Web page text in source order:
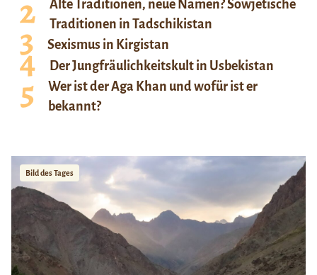
Alte Traditionen, neue Namen? Sowjetische
Traditionen in Tadschikistan
Sexismus in Kirgistan
Der Jungfräulichkeitskult in Usbekistan
Wer ist der Aga Khan und wofür ist er
bekannt?
Bild des Tages